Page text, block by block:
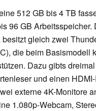
512 GB bis 4 TB
96 GB Arbeitsspeicher.
gleich zwei
die beim Basismodell
Dazu gibts
und einen
externe 4K-Monitore
1.080p-Webcam,